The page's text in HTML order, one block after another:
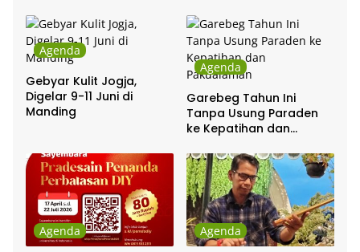
Agenda
Gebyar Kulit Jogja,
Digelar 9-11 Juni di
Manding
Agenda
Garebeg Tahun Ini
Tanpa Usung Paraden
ke Kepatihan dan
Agenda Agenda